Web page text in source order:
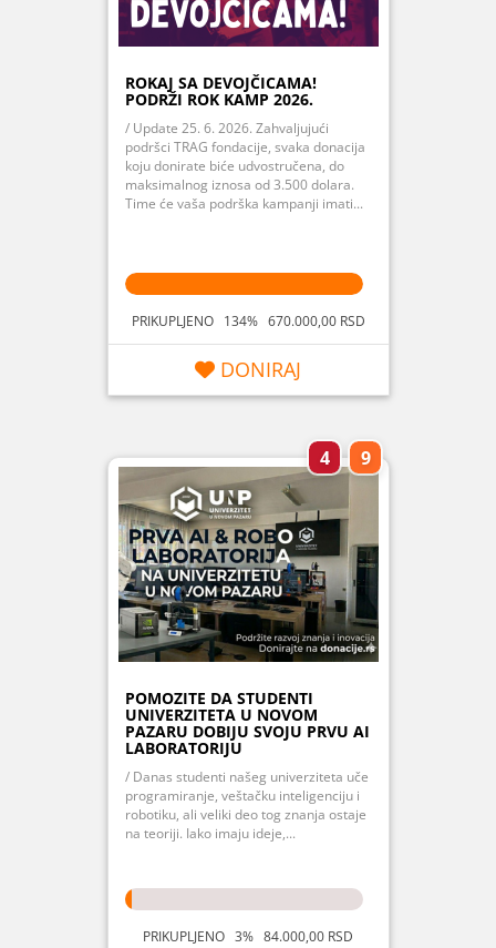
ROKAJ SA DEVOJČICAMA!
PODRŽI ROK KAMP 2026.
/ Update 25. 6. 2026. Zahvaljujući
podršci TRAG fondacije, svaka donacija
koju donirate biće udvostručena, do
maksimalnog iznosa od 3.500 dolara.
Time će vaša podrška kampanji imati...
PRIKUPLJENO 134% 670.000,00 RSD
DONIRAJ
4 9
POMOZITE DA STUDENTI
UNIVERZITETA U NOVOM
PAZARU DOBIJU SVOJU PRVU AI
LABORATORIJU
/ Danas studenti našeg univerziteta uče
programiranje, veštačku inteligenciju i
robotiku, ali veliki deo tog znanja ostaje
na teoriji. Iako imaju ideje,...
PRIKUPLJENO 3% 84.000,00 RSD